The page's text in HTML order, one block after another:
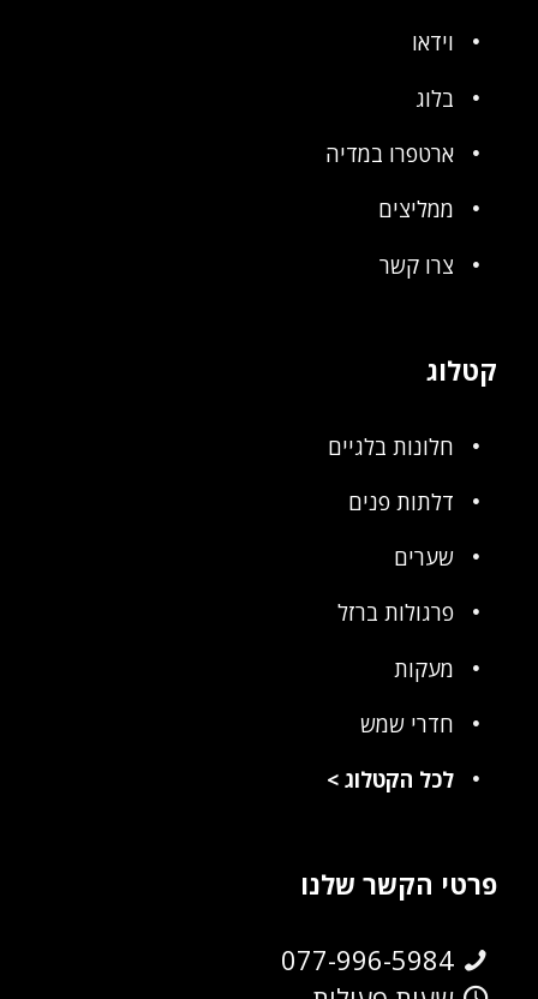
וידאו
בלוג
ארטפרו במדיה
ממליצים
צרו קשר
קטלוג
חלונות בלגיים
דלתות פנים
שערים
פרגולות ברזל
מעקות
חדרי שמש
לכל הקטלוג>
פרטי הקשר שלנו
077-996-5984